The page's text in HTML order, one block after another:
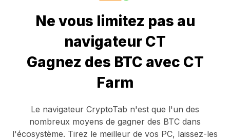
Ne vous limitez pas au
navigateur CT
Gagnez des BTC avec CT
Farm
Le navigateur CryptoTab n'est que l'un des
nombreux moyens de gagner des BTC dans
l'écosystème. Tirez le meilleur de vos PC, laissez-les